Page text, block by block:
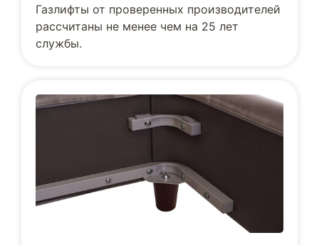
Газлифты от проверенных производителей
рассчитаны не менее чем на 25 лет
службы.